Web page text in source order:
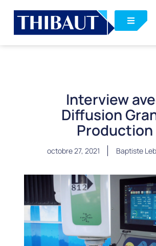
Interview
Diffusion
Production
octobre 27, 2021 Baptiste